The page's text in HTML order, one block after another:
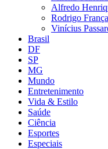
Alfredo
Rodrigo França
Vinícius
Brasil
DF
SP
MG
Mundo
Entretenimento
Vida & Estilo
Saúde
Ciência
Esportes
Especiais